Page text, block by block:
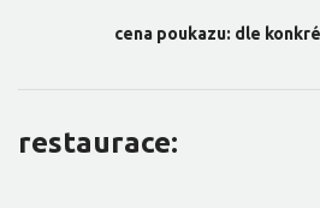
cena poukazu: dle
restaurace: